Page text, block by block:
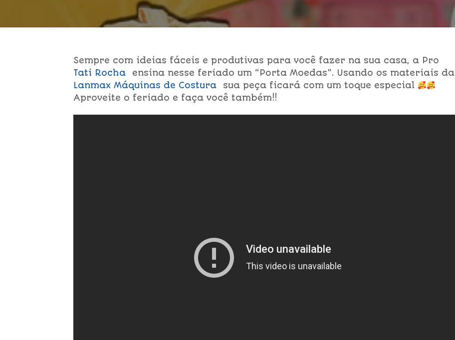
Sempre com ideias fáceis e produtivas para você fazer na sua casa, a Pro
Tati Rocha
ensina nesse feriado um “Porta Moedas”. Usando os materiais da
Lanmax Máquinas de Costura
sua peça ficará com um toque especial
Aproveite o feriado e faça você também!!